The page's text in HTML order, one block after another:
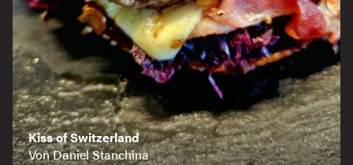
Kiss of Switzerland
Von Daniel Stanchina